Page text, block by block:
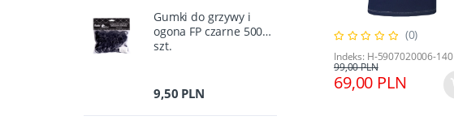
Gumki do grzywy i
ogona FP czarne 500
szt.
9,50 PLN
(0)
Indeks: H-5907020006-140
69,00 PLN
99,00 PLN